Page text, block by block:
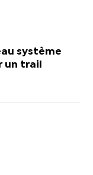
système
un trail